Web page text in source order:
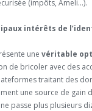
(impôts, Ameli…).
intérêts de
une véritable
de bricoler avec des
traitant des
une source de gain
passe plus plusieurs